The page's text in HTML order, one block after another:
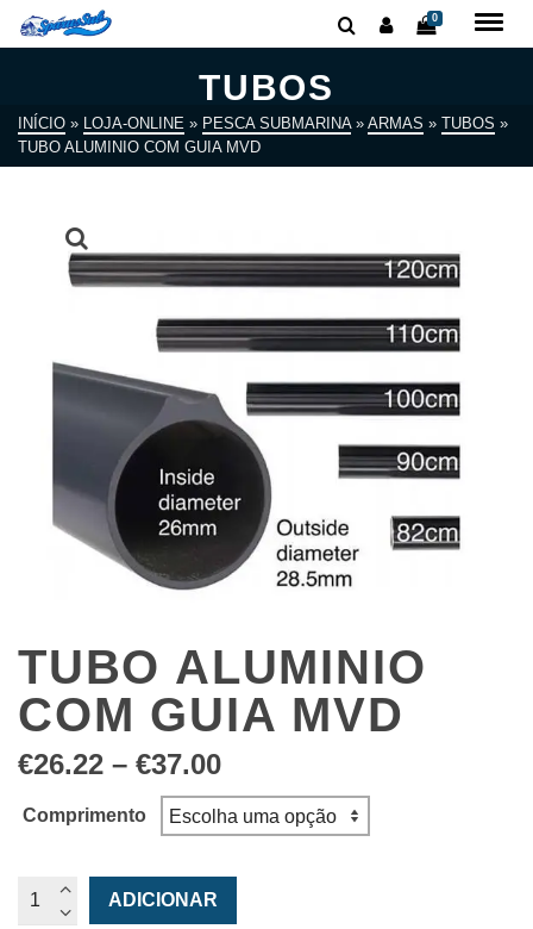
0
TUBOS
INÍCIO » LOJA-ONLINE » PESCA SUBMARINA » ARMAS » TUBOS »
TUBO ALUMINIO COM GUIA MVD
TUBO ALUMINIO
COM GUIA MVD
€26.22 – €37.00Price
range:
€26.22
€37.00
Comprimento
Quantidade
ADICIONAR